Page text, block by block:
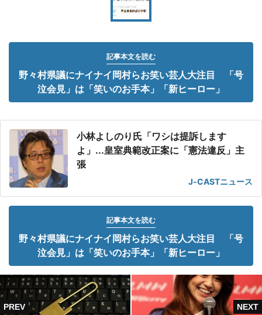
記事本文を読む
野々村県議にナイナイ岡村らお笑い芸人大注目 「号
泣会見」は「笑いのお手本」「新ヒーロー」
小林よしのり氏「ワシは提訴します
よ」...皇室典範改正案に「憲法違反」主
張
J-CASTニュース
記事本文を読む
野々村県議にナイナイ岡村らお笑い芸人大注目 「号
泣会見」は「笑いのお手本」「新ヒーロー」